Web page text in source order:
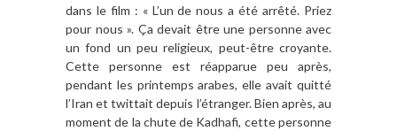
dans le film : « L’un de nous a été arrêté. Priez
pour nous ». Ça devait être une personne avec
un fond un peu religieux, peut-être croyante.
Cette personne est réapparue peu après,
pendant les printemps arabes, elle avait quitté
l’Iran et twittait depuis l’étranger. Bien après, au
moment de la chute de Kadhafi, cette personne